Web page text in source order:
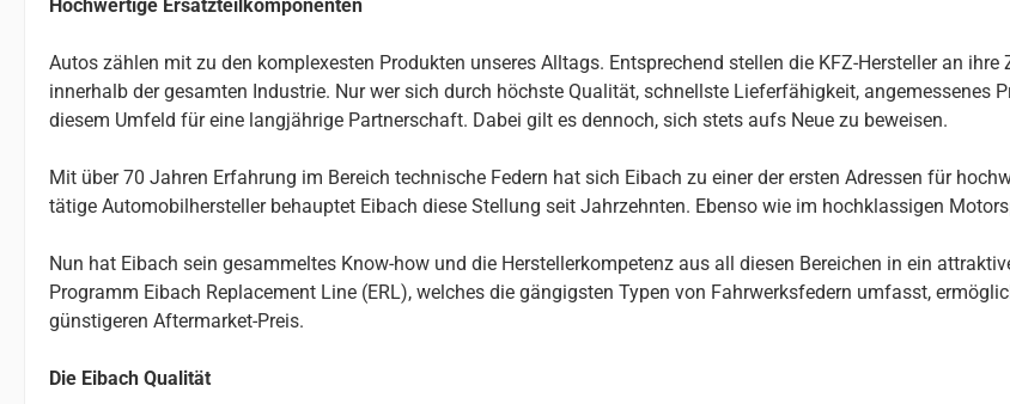
Hochwertige Ersatzteilkomponenten
Autos zählen mit zu den komplexesten Produkten unseres Alltags. Entsprechend stellen die KFZ-Hersteller an
innerhalb der gesamten Industrie. Nur wer sich durch höchste Qualität, schnellste Lieferfähigkeit, angemessenes
diesem Umfeld für eine langjährige Partnerschaft. Dabei gilt es dennoch, sich stets aufs Neue zu beweisen.
Mit über 70 Jahren Erfahrung im Bereich technische Federn hat sich Eibach zu einer der ersten Adressen für
tätige Automobilhersteller behauptet Eibach diese Stellung seit Jahrzehnten. Ebenso wie im hochklassigen
Nun hat Eibach sein gesammeltes Know-how und die Herstellerkompetenz aus all diesen Bereichen in ein
Programm Eibach Replacement Line (ERL), welches die gängigsten Typen von Fahrwerksfedern umfasst,
günstigeren Aftermarket-Preis.
Die Eibach Qualität